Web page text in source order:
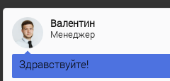
Валентин
Менеджер
Здравствуйте!